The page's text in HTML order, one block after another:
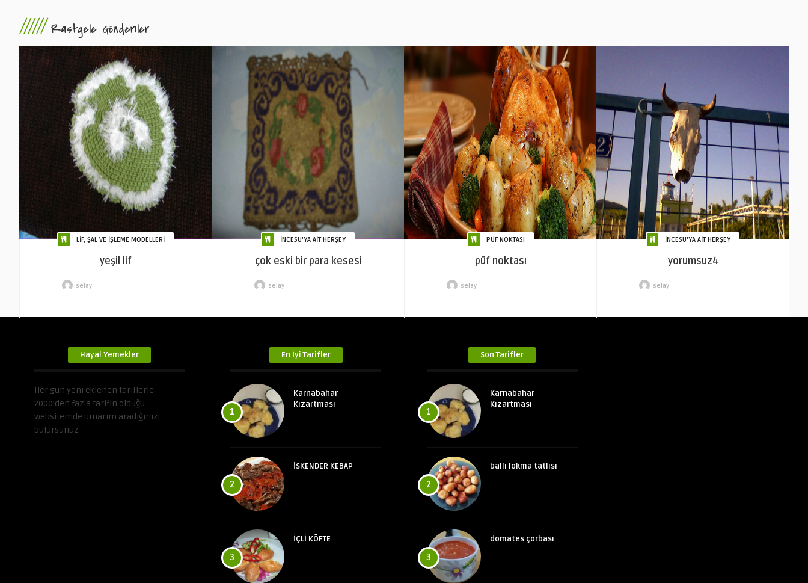
////// Rastgele Gönderiler
LİF, ŞAL VE İŞLEME MODELLERİ
yeşil lif
selay
İNCESU'YA AİT HERŞEY
çok eski bir para kesesi
selay
PÜF NOKTASI
püf noktası
selay
İNCESU'YA AİT HERŞEY
yorumsuz4
selay
Hayal Yemekler
Her gün yeni eklenen tariflerle
2000’den fazla tarifin olduğu
websitemde umarım aradığınızı
bulursunuz.
En İyi Tarifler
1
Karnabahar
Kızartması
2
İSKENDER KEBAP
3
İÇLİ KÖFTE
Son Tarifler
1
Karnabahar
Kızartması
2
ballı lokma tatlısı
3
domates çorbası